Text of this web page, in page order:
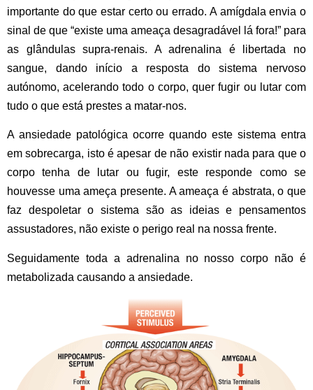
importante do que estar certo ou errado. A amígdala envia o
sinal de que “existe uma ameaça desagradável lá fora!” para
as glândulas supra-renais. A adrenalina é libertada no
sangue, dando início a resposta do sistema nervoso
autónomo, acelerando todo o corpo, quer fugir ou lutar com
tudo o que está prestes a matar-nos.
A ansiedade patológica ocorre quando este sistema entra
em sobrecarga, isto é apesar de não existir nada para que o
corpo tenha de lutar ou fugir, este responde como se
houvesse uma ameça presente. A ameaça é abstrata, o que
faz despoletar o sistema são as ideias e pensamentos
assustadores, não existe o perigo real na nossa frente.
Seguidamente toda a adrenalina no nosso corpo não é
metabolizada causando a ansiedade.